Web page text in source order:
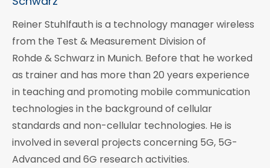
Reiner Stuhlfauth is a technology manager wireless
from the Test & Measurement Division of
Rohde & Schwarz in Munich. Before that he worked
as trainer and has more than 20 years experience
in teaching and promoting mobile communication
technologies in the background of cellular
standards and non-cellular technologies. He is
involved in several projects concerning 5G, 5G-
Advanced and 6G research activities.